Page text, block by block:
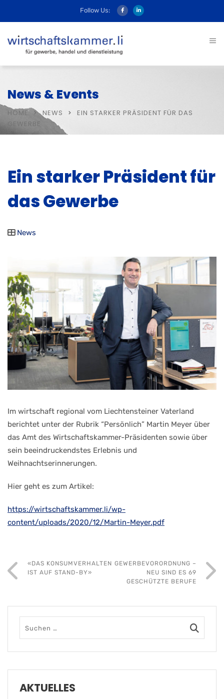
Follow Us:
News & Events
HOME NEWS
EIN STARKER PRÄSIDENT FÜR DAS
GEWERBE
Ein starker Präsident für
das Gewerbe
News
Im wirtschaft regional vom Liechtensteiner Vaterland
berichtet unter der Rubrik “Persönlich” Martin Meyer über
das Amt des Wirtschaftskammer-Präsidenten sowie über
sein beeindruckendstes Erlebnis und
Weihnachtserinnerungen.
Hier geht es zum Artikel:
https://wirtschaftskammer.li/wp-
content/uploads/2020/12/Martin-Meyer.pdf
«DAS KONSUMVERHALTEN
IST AUF STAND-BY»
GEWERBEVORORDNUNG –
NEU SIND ES 69
GESCHÜTZTE BERUFE
AKTUELLES